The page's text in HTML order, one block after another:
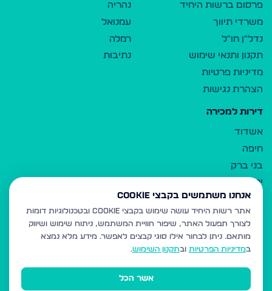
פרסום ברשות היחיד
משרדי תיווך
נדל"ן חו"ל
תקנון ותנאי שימוש
מדיניות פרטיות
הצהרת נגישות
נהריה
עמנואל
רמלה
נתיבות
דירות למכירה
אשדוד
חיפה
בני ברק
ירושלים
אלעד
גבעת זאב
בית שמש
רכסים
מודיעין עילית
אנחנו משתמשים בקבצי Cookie
אתר רשות היחיד עושה שימוש בקבצי Cookie ובטכנולוגיות דומות
לצורך תפעול האתר, שיפור חוויית המשתמש, ניתוח שימוש ושיווק
מותאם. ניתן לבחור אילו סוגי קבצים לאפשר. מידע מלא נמצא
במדיניות הפרטיות ובתקנון השימוש.
אשר הכל